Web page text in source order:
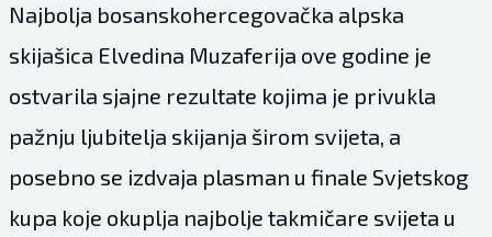
Najbolja bosanskohercegovačka alpska
skijašica Elvedina Muzaferija ove godine je
ostvarila sjajne rezultate kojima je privukla
pažnju ljubitelja skijanja širom svijeta, a
posebno se izdvaja plasman u finale Svjetskog
kupa koje okuplja najbolje takmičare svijeta u